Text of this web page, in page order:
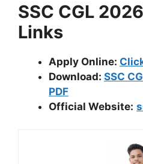
SSC CGL
Links
Apply Online:
Download: SSC
PDF
Official Website: